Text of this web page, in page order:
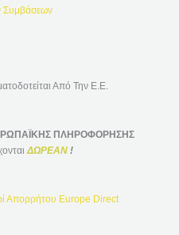
Συμβάσεων
Από Την Ε.Ε.
ΠΛΗΡΟΦΟΡΗΣΗΣ
ΔΩΡΕΑΝ !
Απορρήτου Europe Direct